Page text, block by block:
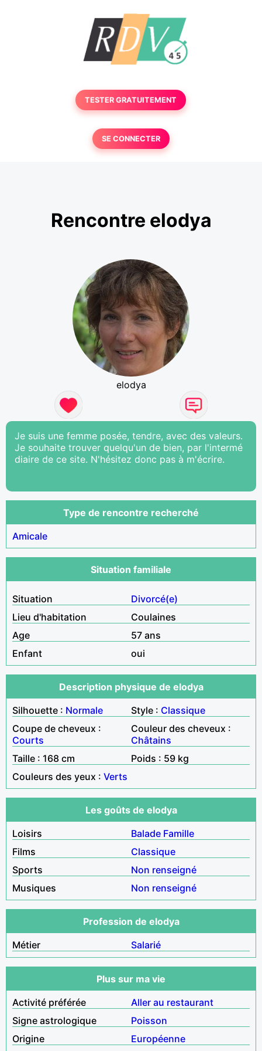
TESTER GRATUITEMENT
SE CONNECTER
Rencontre elodya
elodya
Je suis une femme posée, tendre, avec des valeurs.
Je souhaite trouver quelqu'un de bien, par l'intermé
diaire de ce site. N'hésitez donc pas à m'écrire.
Type de rencontre recherché
Amicale
Situation familiale
Situation
Divorcé(e)
Lieu d'habitation
Coulaines
Age
57 ans
Enfant
oui
Description physique de elodya
Silhouette : Normale Style : Classique
Coupe de cheveux :
Courts
Couleur des cheveux :
Châtains
Taille : 168 cm
Poids : 59 kg
Couleurs des yeux : Verts
Les goûts de elodya
Loisirs
Balade Famille
Films
Classique
Sports
Non renseigné
Musiques
Non renseigné
Profession de elodya
Métier
Salarié
Plus sur ma vie
Activité préférée
Aller au restaurant
Signe astrologique
Poisson
Origine
Européenne